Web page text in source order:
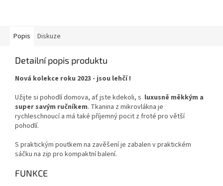
Popis Diskuze
Detailní popis produktu
Nová kolekce roku 2023 - jsou lehčí !
Užijte si pohodlí domova, ať jste kdekoli, s luxusně měkkým a
super savým ručníkem. Tkanina z mikrovlákna je
rychleschnoucí a má také příjemný pocit z froté pro větší
pohodlí.
S praktickým poutkem na zavěšení je zabalen v praktickém
sáčku na zip pro kompaktní balení.
FUNKCE